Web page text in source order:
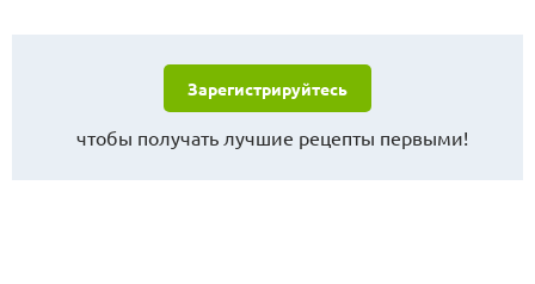
Зарегистрируйтесь
чтобы получать лучшие рецепты первыми!